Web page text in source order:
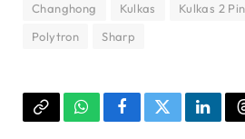
Changhong Kulkas Kulkas 2
Polytron
Sharp
Copy WhatsAppFacebookTwitter